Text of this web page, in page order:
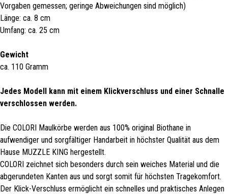
Vorgaben gemessen; geringe Abweichungen sind möglich)
Länge: ca. 8 cm
Umfang: ca. 25 cm
Gewicht
ca. 110 Gramm
Jedes Modell kann mit einem Klickverschluss und einer Schnalle
verschlossen werden.
Die COLORI Maulkörbe werden aus 100% original Biothane in
aufwendiger und sorgfältiger Handarbeit in höchster Qualität aus dem
Hause MUZZLE KING hergestellt.
COLORI zeichnet sich besonders durch sein weiches Material und die
abgerundeten Kanten aus und sorgt somit für höchsten Tragekomfort.
Der Klick-Verschluss ermöglicht ein schnelles und praktisches Anlegen